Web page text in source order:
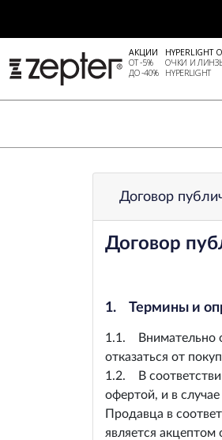
АКЦИИ
ОТ -5%
ДО -40%
HYPERLIGHT
ОЧКИ И
HYPERLIGHT
Договор
Договор
1. Термины и
1.1. Внимательно
отказаться от
1.2. В
офертой, и в
Продавца в
является